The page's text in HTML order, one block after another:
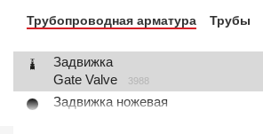
Трубопроводная арматура Трубы
Задвижка
Gate Valve
3988
Задвижка ножевая